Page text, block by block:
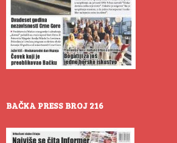
BAČKA PRESS BROJ 216